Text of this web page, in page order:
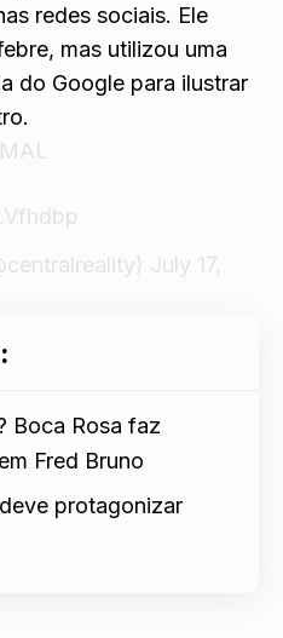
redes sociais. Ele
mas utilizou uma
do Google para ilustrar
July 17,
Boca Rosa faz
Fred Bruno
protagonizar